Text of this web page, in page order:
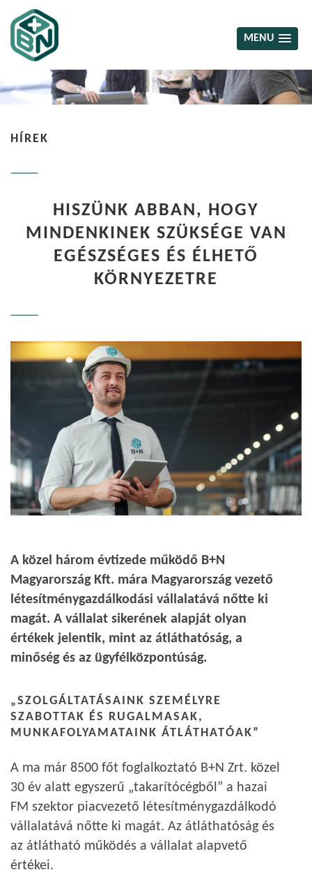
MENU
HÍREK
HISZÜNK ABBAN, HOGY
MINDENKINEK SZÜKSÉGE VAN
EGÉSZSÉGES ÉS ÉLHETŐ
KÖRNYEZETRE
A közel három évtizede működő B+N
Magyarország Kft. mára Magyarország vezető
létesítménygazdálkodási vállalatává nőtte ki
magát. A vállalat sikerének alapját olyan
értékek jelentik, mint az átláthatóság, a
minőség és az ügyfélközpontúság.
„SZOLGÁLTATÁSAINK SZEMÉLYRE
SZABOTTAK ÉS RUGALMASAK,
MUNKAFOLYAMATAINK ÁTLÁTHATÓAK”
A ma már 8500 főt foglalkoztató B+N Zrt. közel
30 év alatt egyszerű „takarítócégből” a hazai
FM szektor piacvezető létesítménygazdálkodó
vállalatává nőtte ki magát. Az átláthatóság és
az átlátható működés a vállalat alapvető
értékei.